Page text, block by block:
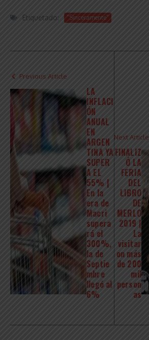
Etiquetado: “Sinceramente”
Previous Article
LA
INFLACI
ÓN
ANUAL
EN
ARGEN
TINA YA
SUPER
A EL
55% |
En la
era de
Macri
supera
rá el
300%,
la de
Septie
mbre
llegó al
6%
Next Article
FINALIZ
Ó LA
FERIA
DEL
LIBRO
DE
MERLO
2019 |
La
visitar
on más
de 200
mil
person
as